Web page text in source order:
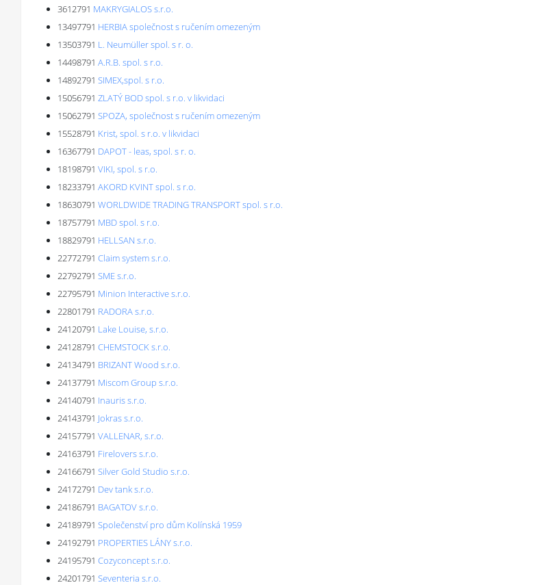
3612791 MAKRYGIALOS s.r.o.
13497791 HERBIA společnost s ručením omezeným
13503791 L. Neumüller spol. s r. o.
14498791 A.R.B. spol. s r.o.
14892791 SIMEX,spol. s r.o.
15056791 ZLATÝ BOD spol. s r.o. v likvidaci
15062791 SPOZA, společnost s ručením omezeným
15528791 Krist, spol. s r.o. v likvidaci
16367791 DAPOT - leas, spol. s r. o.
18198791 VIKI, spol. s r.o.
18233791 AKORD KVINT spol. s r.o.
18630791 WORLDWIDE TRADING TRANSPORT spol. s r.o.
18757791 MBD spol. s r.o.
18829791 HELLSAN s.r.o.
22772791 Claim system s.r.o.
22792791 SME s.r.o.
22795791 Minion Interactive s.r.o.
22801791 RADORA s.r.o.
24120791 Lake Louise, s.r.o.
24128791 CHEMSTOCK s.r.o.
24134791 BRIZANT Wood s.r.o.
24137791 Miscom Group s.r.o.
24140791 Inauris s.r.o.
24143791 Jokras s.r.o.
24157791 VALLENAR, s.r.o.
24163791 Firelovers s.r.o.
24166791 Silver Gold Studio s.r.o.
24172791 Dev tank s.r.o.
24186791 BAGATOV s.r.o.
24189791 Společenství pro dům Kolínská 1959
24192791 PROPERTIES LÁNY s.r.o.
24195791 Cozyconcept s.r.o.
24201791 Seventeria s.r.o.